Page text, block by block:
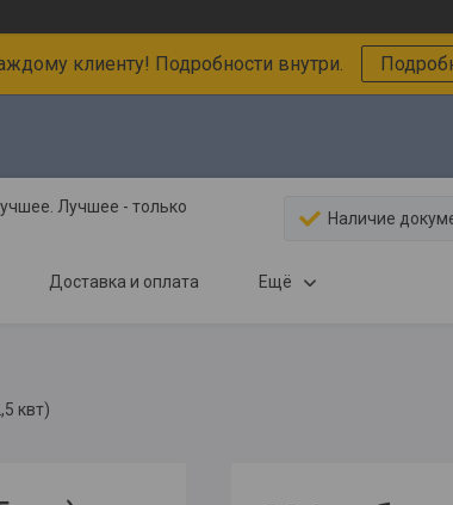
клиенту! Подробности внутри.
Лучшее - только
Наличие
Доставка и оплата Ещё
квт)